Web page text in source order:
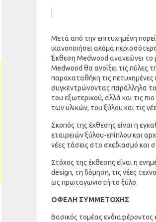
Μετά από την επιτυχημένη
ικανοποιήσει ακόμα
Έκθεση Medwood ανανεώνει το
Medwood θα ανοίξει τις πύλες
παρακαταθήκη τις
συγκεντρώνοντας παράλληλα
του εξωτερικού, αλλά και τις
των υλικών, του ξύλου και τις
Σκοπός της έκθεσης είναι η
εταιρειών ξύλου-επίπλου και
νέες τάσεις στο σχεδιασμό και
Στόχος της έκθεσης είναι η
design, τη δόμηση, τις νέες
ως πρωταγωνιστή το ξύλο.
ΟΦΕΛΗ ΣΥΜΜΕΤΟΧΗΣ
Βασικός τομέας